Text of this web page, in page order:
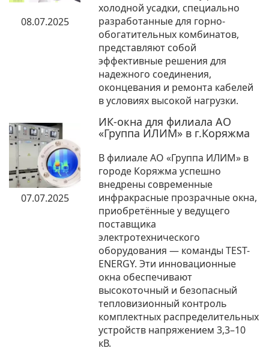
08.07.2025
холодной усадки, специально
разработанные для горно-
обогатительных комбинатов,
представляют собой
эффективные решения для
надежного соединения,
оконцевания и ремонта кабелей
в условиях высокой нагрузки.
07.07.2025
ИК-окна для филиала АО
«Группа ИЛИМ» в г.Коряжма
В филиале АО «Группа ИЛИМ» в
городе Коряжма успешно
внедрены современные
инфракрасные прозрачные окна,
приобретённые у ведущего
поставщика
электротехнического
оборудования — команды TEST-
ENERGY. Эти инновационные
окна обеспечивают
высокоточный и безопасный
тепловизионный контроль
комплектных распределительных
устройств напряжением 3,3–10
кВ.